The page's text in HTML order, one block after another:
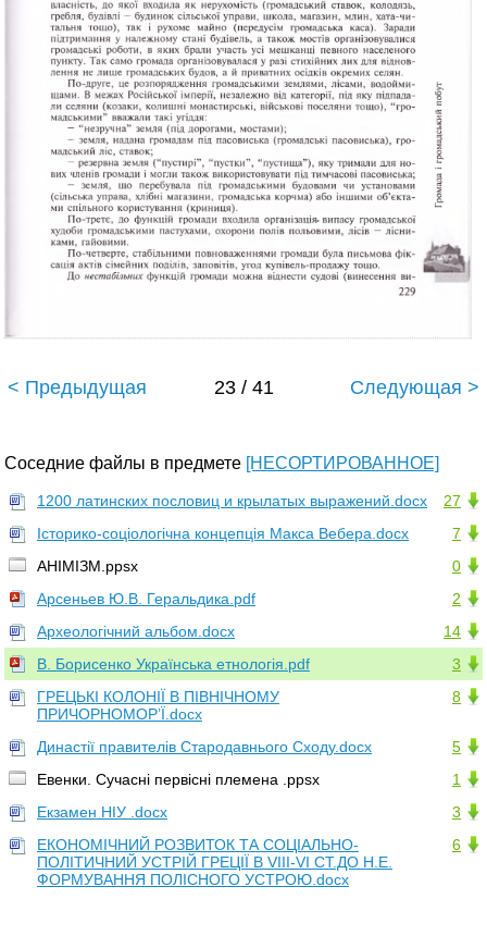
< Предыдущая 23 / 41 Следующая >
Соседние файлы в предмете [НЕСОРТИРОВАННОЕ]
27
1200 латинских пословиц и крылатых выражений.docx
7
Історико-соціологічна концепція Макса Вебера.docx
0
АНІМІЗМ.ppsx
2
Арсеньев Ю.В. Геральдика.pdf
14
Археологічний альбом.docx
3
В. Борисенко Українська етнологія.pdf
8
ГРЕЦЬКІ КОЛОНІЇ В ПІВНІЧНОМУ
ПРИЧОРНОМОР’Ї.docx
5
Династії правителів Стародавнього Сходу.docx
1
Евенки. Сучасні первісні племена .ppsx
3
Екзамен НІУ .docx
6
ЕКОНОМІЧНИЙ РОЗВИТОК ТА СОЦІАЛЬНО-
ПОЛІТИЧНИЙ УСТРІЙ ГРЕЦІЇ В VIII-VI СТ.ДО Н.Е.
ФОРМУВАННЯ ПОЛІСНОГО УСТРОЮ.docx